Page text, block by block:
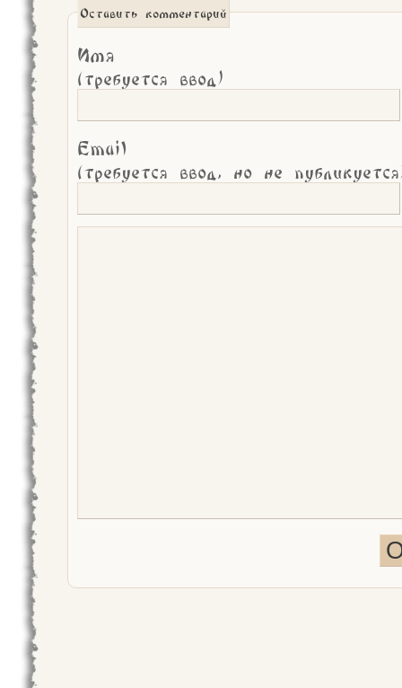
Оставить комментарий
Имя
(требуется ввод)
Email
(требуется ввод, но не